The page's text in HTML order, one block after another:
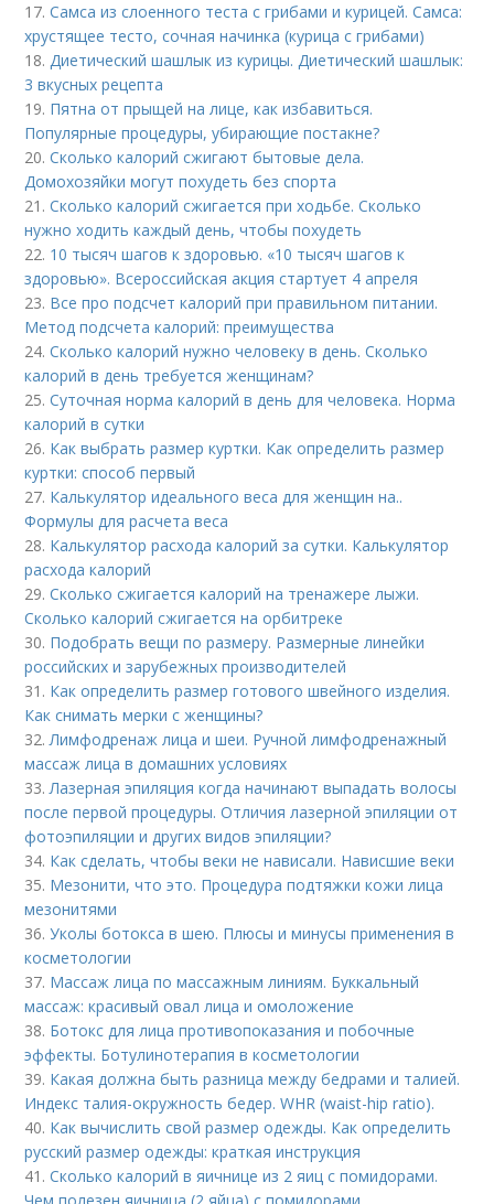
17.Самса из слоенного теста с грибами и курицей. Самса:
хрустящее тесто, сочная начинка (курица с грибами)
18.Диетический шашлык из курицы. Диетический шашлык:
3 вкусных рецепта
19. Пятна от прыщей на лице, как избавиться.
Популярные процедуры, убирающие постакне?
20.Сколько калорий сжигают бытовые дела.
Домохозяйки могут похудеть без спорта
21.Сколько калорий сжигается при ходьбе. Сколько
нужно ходить каждый день, чтобы похудеть
22. 10 тысяч шагов к здоровью. «10 тысяч шагов к
здоровью». Всероссийская акция стартует 4 апреля
23. Все про подсчет калорий при правильном питании.
Метод подсчета калорий: преимущества
24.Сколько калорий нужно человеку в день. Сколько
калорий в день требуется женщинам?
25.Суточная норма калорий в день для человека. Норма
калорий в сутки
26. Как выбрать размер куртки. Как определить размер
куртки: способ первый
27. Калькулятор идеального веса для женщин на..
Формулы для расчета веса
28. Калькулятор расхода калорий за сутки. Калькулятор
расхода калорий
29.Сколько сжигается калорий на тренажере лыжи.
Сколько калорий сжигается на орбитреке
30. Подобрать вещи по размеру. Размерные линейки
российских и зарубежных производителей
31. Как определить размер готового швейного изделия.
Как снимать мерки с женщины?
32.Лимфодренаж лица и шеи. Ручной лимфодренажный
массаж лица в домашних условиях
33.Лазерная эпиляция когда начинают выпадать волосы
после первой процедуры. Отличия лазерной эпиляции от
фотоэпиляции и других видов эпиляции?
34. Как сделать, чтобы веки не нависали. Нависшие веки
35. Мезонити, что это. Процедура подтяжки кожи лица
мезонитями
36.Уколы ботокса в шею. Плюсы и минусы применения в
косметологии
37. Массаж лица по массажным линиям. Буккальный
массаж: красивый овал лица и омоложение
38. Ботокс для лица противопоказания и побочные
эффекты. Ботулинотерапия в косметологии
39. Какая должна быть разница между бедрами и талией.
Индекс талия-окружность бедер. WHR (waist-hip ratio).
40. Как вычислить свой размер одежды. Как определить
русский размер одежды: краткая инструкция
41.Сколько калорий в яичнице из 2 яиц с помидорами.